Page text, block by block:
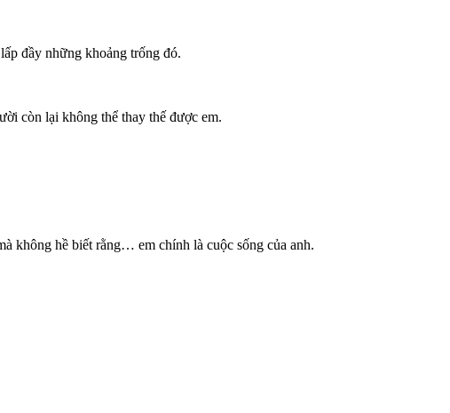
đầy những khoảng trống đó.
còn lại không thể thay thế được em.
không hề biết rằng… em chính là cuộc sống của anh.